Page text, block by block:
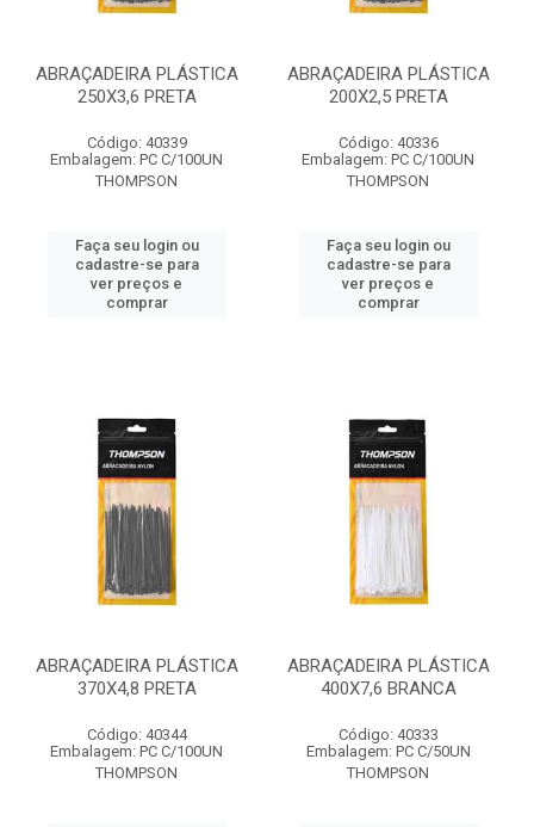
ABRAÇADEIRA PLÁSTICA
250X3,6 PRETA
Código: 40339
Embalagem: PC C/100UN
THOMPSON
Faça seu login ou
cadastre-se para
ver preços e
comprar
ABRAÇADEIRA PLÁSTICA
200X2,5 PRETA
Código: 40336
Embalagem: PC C/100UN
THOMPSON
Faça seu login ou
cadastre-se para
ver preços e
comprar
ABRAÇADEIRA PLÁSTICA
370X4,8 PRETA
Código: 40344
Embalagem: PC C/100UN
THOMPSON
ABRAÇADEIRA PLÁSTICA
400X7,6 BRANCA
Código: 40333
Embalagem: PC C/50UN
THOMPSON